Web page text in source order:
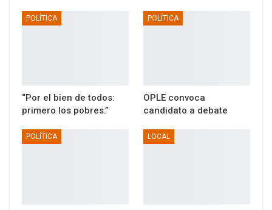
POLÍTICA
“Por el bien de todos:
primero los pobres.”
POLÍTICA
OPLE convoca
candidato a debate
POLÍTICA LOCAL